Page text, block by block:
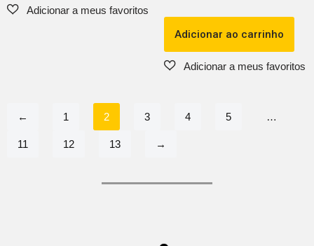
Adicionar ao carrinho
← 1 2 3 4 5 …
11 12 13 →